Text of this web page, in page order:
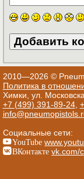
2010—2026 ©
Политика в
Химки, ул.
+7 (499) 391-89-24,
Социальные сети:
YouTube
ВКонтакте vk.com/